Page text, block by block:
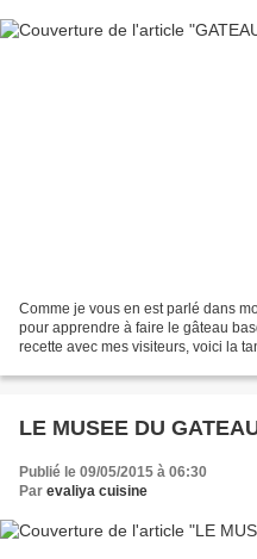
Comme je vous en est parlé dans
pour apprendre à faire le gâteau
recette avec mes visiteurs, voici la
LE MUSEE DU
Publié le 09/05/2015 à 06:30
Par evaliya cuisine